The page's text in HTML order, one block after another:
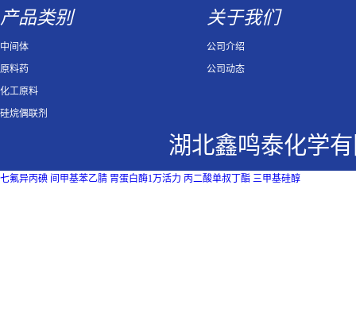
产品类别
中间体
原料药
化工原料
硅烷偶联剂
关于我们
公司介绍
公司动态
湖北鑫鸣泰化学
七氟异丙碘 间甲基苯乙腈 胃蛋白酶1万活力 丙二酸单叔丁酯 三甲基硅醇